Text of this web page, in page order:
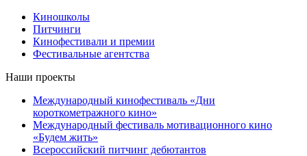
Киношколы
Питчинги
Кинофестивали и премии
Фестивальные агентства
Наши проекты
Международный кинофестиваль «Дни
короткометражного кино»
Международный фестиваль мотивационного кино
«Будем жить»
Всероссийский питчинг дебютантов